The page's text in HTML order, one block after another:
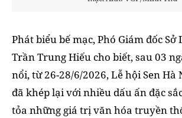
Phát biểu bế mạc, Phó Giám đốc Sở
Trần Trung Hiếu cho biết, sau 03
nổi, từ 26-28/6/2026, Lễ hội Sen Hà
đã khép lại với nhiều dấu ấn đặc
tỏa những giá trị văn hóa truyền